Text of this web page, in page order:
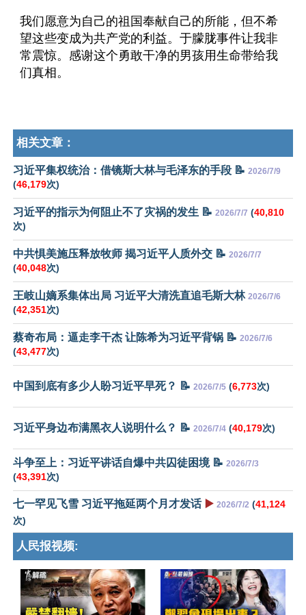
我们愿意为自己的祖国奉献自己的所能，但不希
望这些变成为共产党的利益。于朦胧事件让我非
常震惊。感谢这个勇敢干净的男孩用生命带给我
们真相。
相关文章：
习近平集权统治：借镜斯大林与毛泽东的手段 📝 2026/7/9
(46,179次)
习近平的指示为何阻止不了灾祸的发生 📝 2026/7/7 (40,810
次)
中共惧美施压释放牧师 揭习近平人质外交 📝 2026/7/7
(40,048次)
王岐山嫡系集体出局 习近平大清洗直追毛斯大林 2026/7/6
(42,351次)
蔡奇布局：逼走李干杰 让陈希为习近平背锅 📝 2026/7/6
(43,477次)
中国到底有多少人盼习近平早死？ 📝 2026/7/5 (6,773次)
习近平身边布满黑衣人说明什么？ 📝 2026/7/4 (40,179次)
斗争至上：习近平讲话自爆中共囚徒困境 📝 2026/7/3
(43,391次)
七一罕见飞雪 习近平拖延两个月才发话 ▶️ 2026/7/2 (41,124
次)
人民报视频: